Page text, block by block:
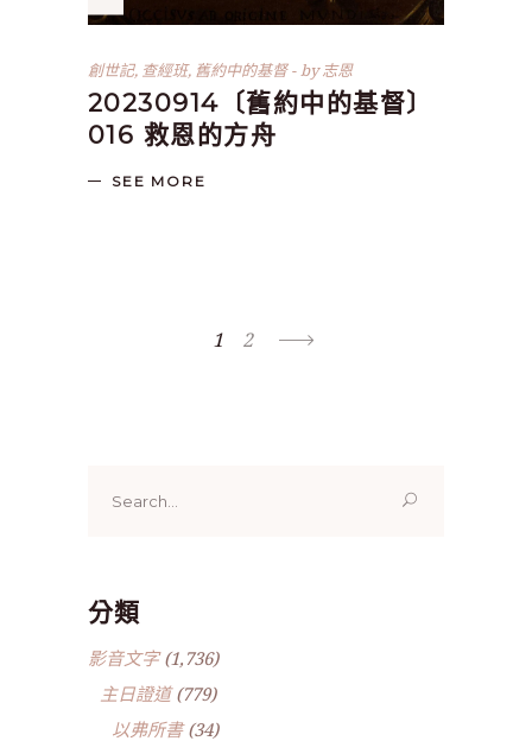
創世記, 查經班, 舊約中的基督 by志恩
20230914〔舊約中的基督〕
016 救恩的方舟
SEE MORE
1 2
for:
分類
影音文字(1,736)
主日證道(779)
以弗所書(34)